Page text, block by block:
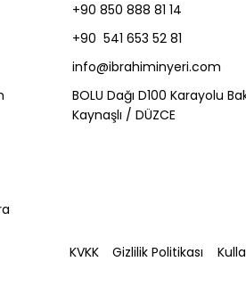
Ne Yenir?
7 Yöresel
+90 850 888 81 14
+90 541 653 52 81
info@ibrahiminyeri.com
BOLU Dağı D100 Karayolu
Kaynaşlı / DÜZCE
KVKK Gizlilik Politikası